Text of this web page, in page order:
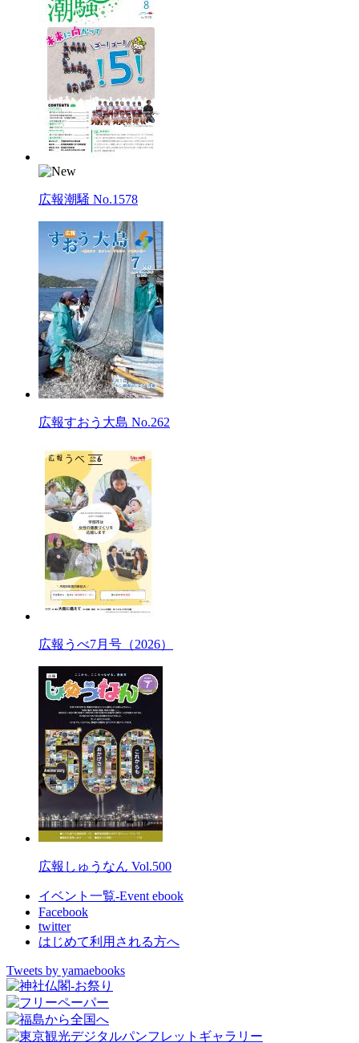
広報潮騒 No.1578
広報すおう大島 No.262
広報うべ7月号（2026）
広報しゅうなん Vol.500
イベント一覧-Event ebook
Facebook
twitter
はじめて利用される方へ
Tweets by yamaebooks